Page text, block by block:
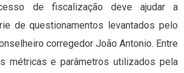
de fiscalização deve ajudar a
de questionamentos levantados pelo
corregedor João Antonio. Entre
métricas e parâmetros utilizados pela